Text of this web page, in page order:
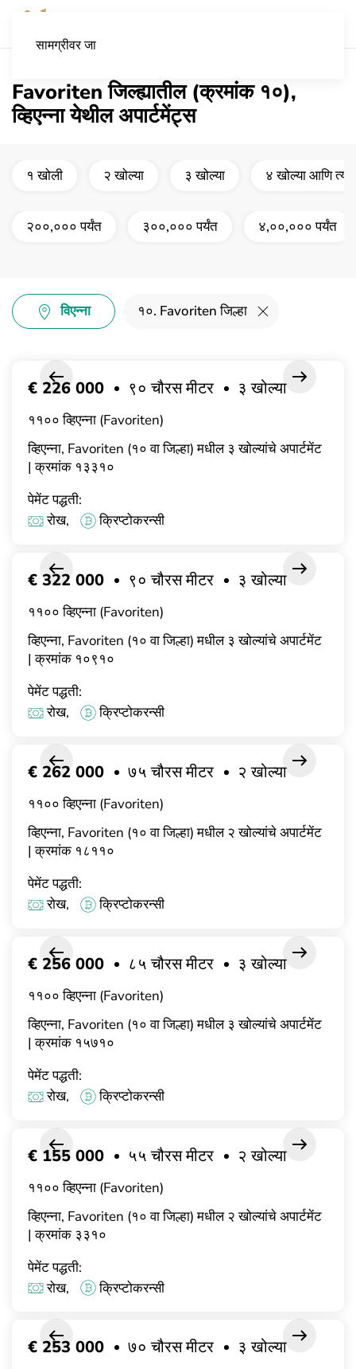
सामग्रीवर जा
Favoriten जिल्ह्यातील (क्रमांक १०),
व्हिएन्ना येथील अपार्टमेंट्स
१ खोली २ खोल्या ३ खोल्या ४ खोल्या आणि
२००,००० पर्यंत ३००,००० पर्यंत ४,००,००० पर्यंत
विएन्ना १०. Favoriten जिल्हा
व्हिएन्ना, Favoriten (१० वा जिल्हा) मधील ३ खोल्यांचे अपार्टमेंट
| क्रमांक १३३१०
€ 226 000 ९० चौरस मीटर ३ खोल्या
११०० व्हिएन्ना (Favoriten)
पेमेंट पद्धती:
रोख,
क्रिप्टोकरन्सी
व्हिएन्ना, Favoriten (१० वा जिल्हा) मधील ३ खोल्यांचे अपार्टमेंट
| क्रमांक १०९१०
€ 322 000 ९० चौरस मीटर ३ खोल्या
११०० व्हिएन्ना (Favoriten)
पेमेंट पद्धती:
रोख,
क्रिप्टोकरन्सी
व्हिएन्ना, Favoriten (१० वा जिल्हा) मधील २ खोल्यांचे अपार्टमेंट
| क्रमांक १८११०
€ 262 000 ७५ चौरस मीटर २ खोल्या
११०० व्हिएन्ना (Favoriten)
पेमेंट पद्धती:
रोख,
क्रिप्टोकरन्सी
व्हिएन्ना, Favoriten (१० वा जिल्हा) मधील ३ खोल्यांचे अपार्टमेंट
| क्रमांक १५७१०
€ 256 000 ८५ चौरस मीटर ३ खोल्या
११०० व्हिएन्ना (Favoriten)
पेमेंट पद्धती:
रोख,
क्रिप्टोकरन्सी
व्हिएन्ना, Favoriten (१० वा जिल्हा) मधील २ खोल्यांचे अपार्टमेंट
| क्रमांक ३३१०
€ 155 000 ५५ चौरस मीटर २ खोल्या
११०० व्हिएन्ना (Favoriten)
पेमेंट पद्धती:
रोख,
क्रिप्टोकरन्सी
€ 253 000 ७० चौरस मीटर ३ खोल्या